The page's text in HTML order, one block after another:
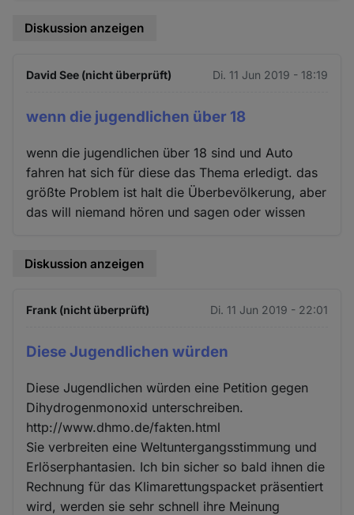
Diskussion anzeigen
David See (nicht überprüft) Di. 11 Jun 2019 - 18:19
wenn die jugendlichen über 18
wenn die jugendlichen über 18 sind und Auto
fahren hat sich für diese das Thema erledigt. das
größte Problem ist halt die Überbevölkerung, aber
das will niemand hören und sagen oder wissen
Diskussion anzeigen
Frank (nicht überprüft) Di. 11 Jun 2019 - 22:01
Diese Jugendlichen würden
Diese Jugendlichen würden eine Petition gegen
Dihydrogenmonoxid unterschreiben.
http://www.dhmo.de/fakten.html
Sie verbreiten eine Weltuntergangsstimmung und
Erlöserphantasien. Ich bin sicher so bald ihnen die
Rechnung für das Klimarettungspacket präsentiert
wird, werden sie sehr schnell ihre Meinung